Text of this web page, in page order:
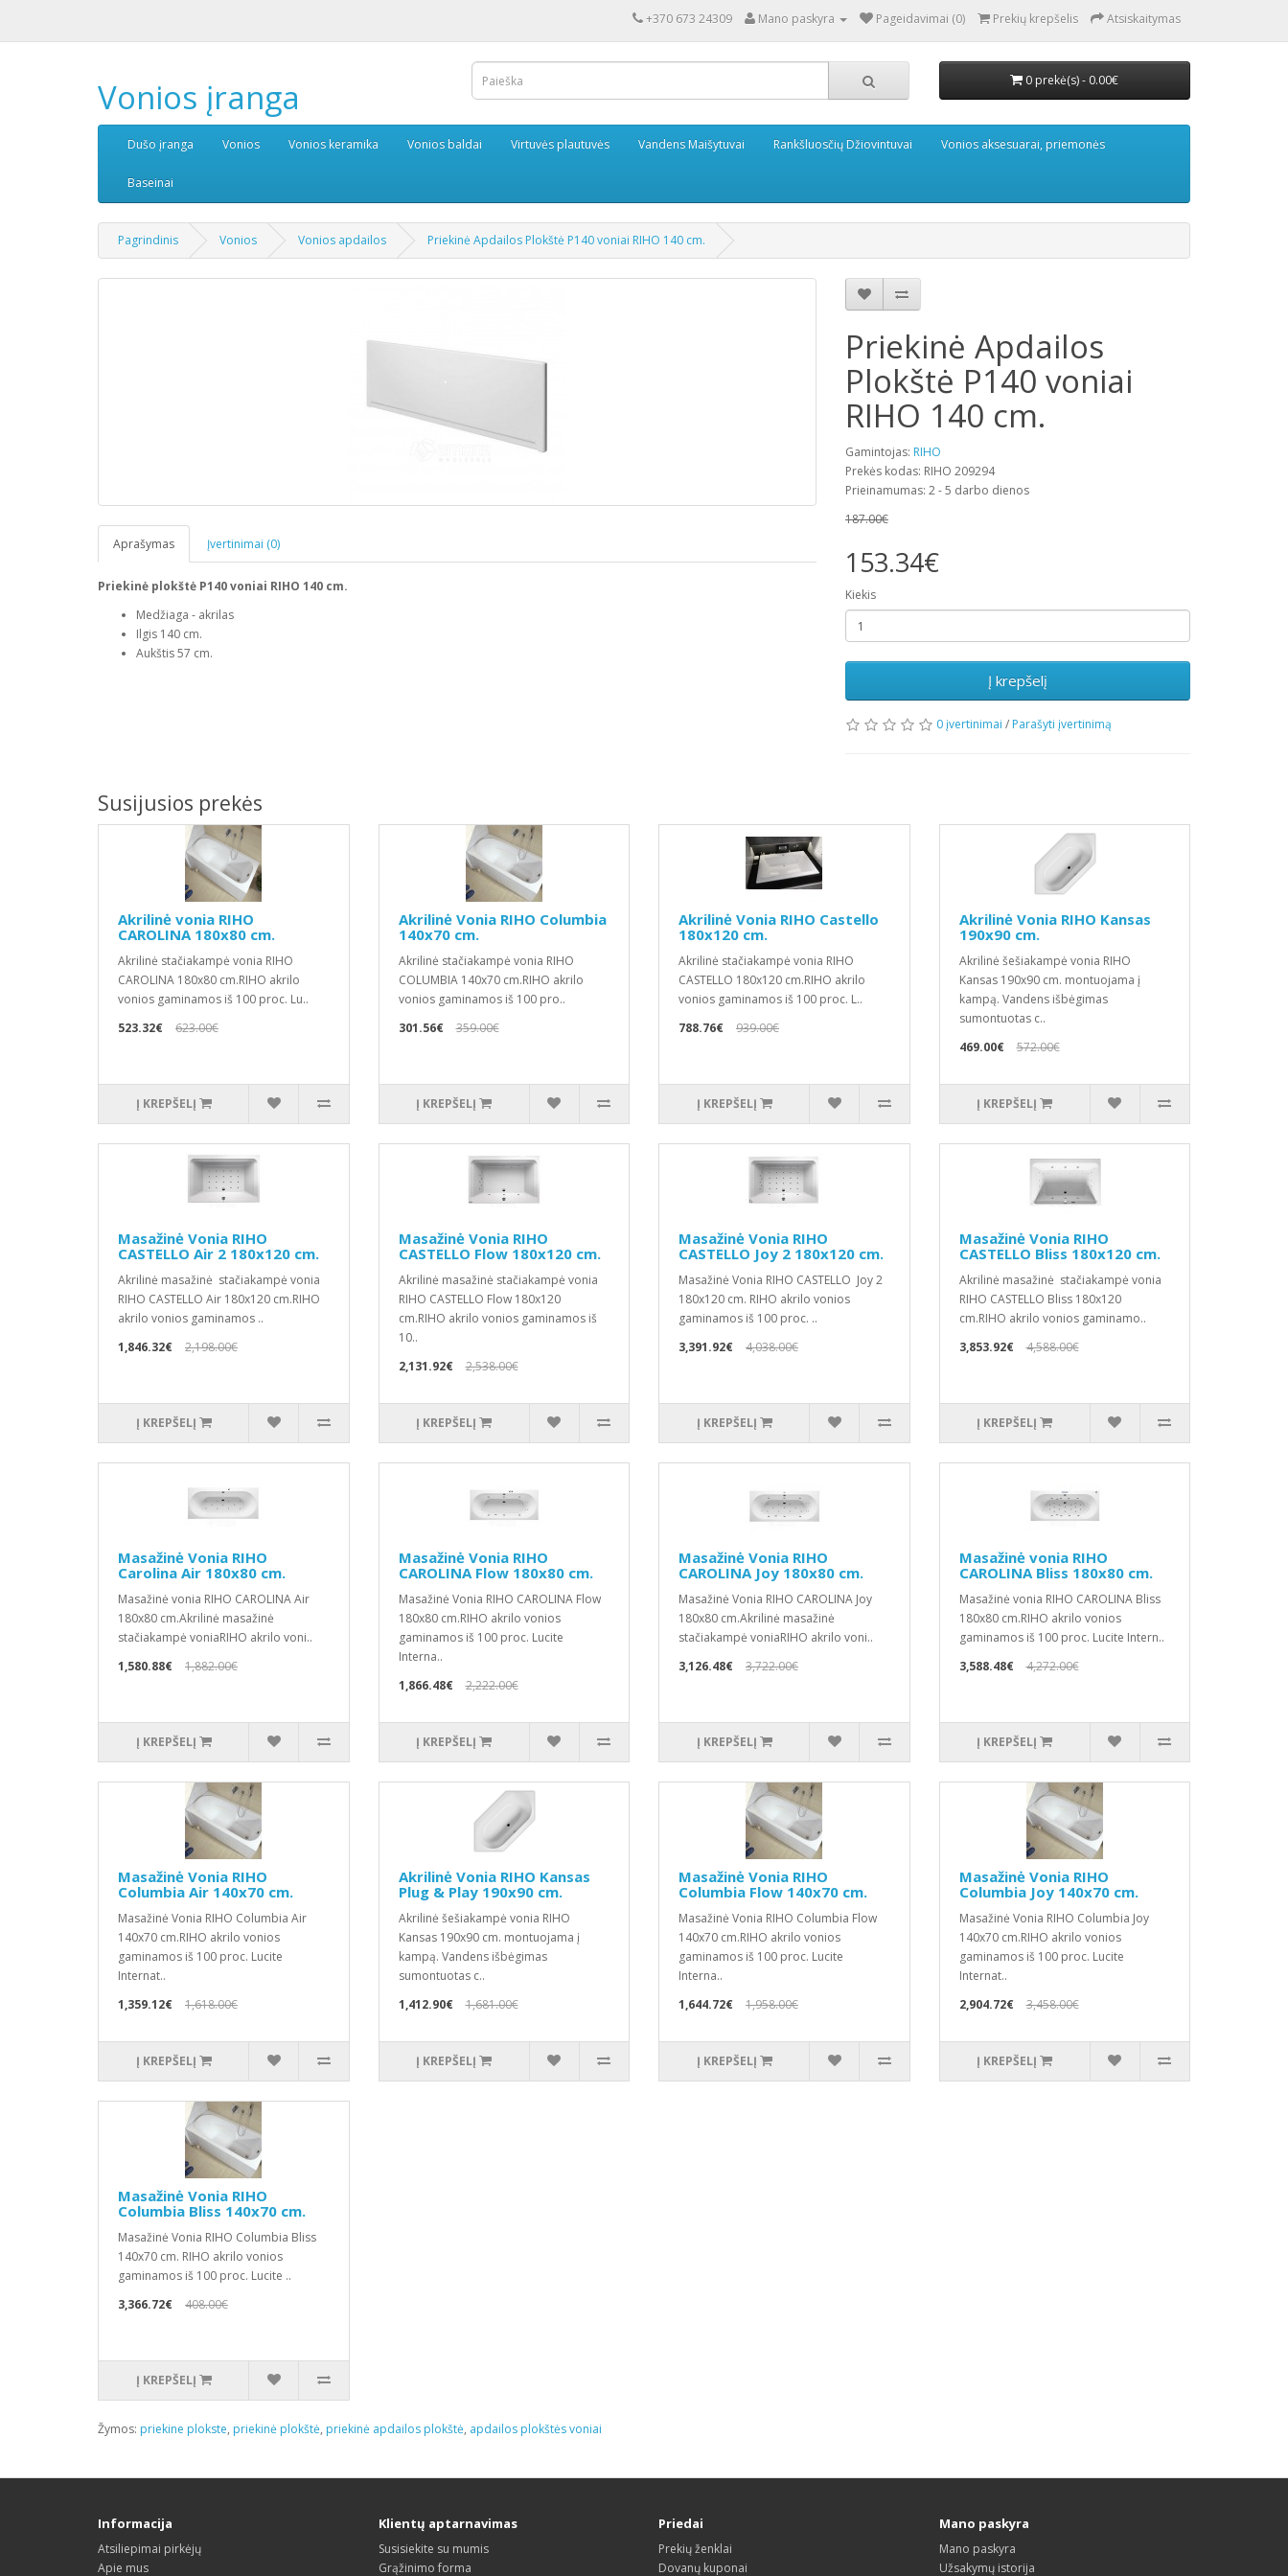
+370 673 24309 Mano paskyra Pageidavimai (0) Prekių krepšelis Atsiskaitymas
Vonios įranga 0 prekė(s) - 0.00€
Dušo įranga Vonios Vonios keramika Vonios baldai Virtuvės plautuvės Vandens Maišytuvai Rankšluosčių Džiovintuvai Vonios aksesuarai, priemonės
Baseinai
Pagrindinis Vonios Vonios apdailos Priekinė Apdailos Plokštė P140 voniai RIHO 140 cm.
Aprašymas Įvertinimai (0)
Priekinė plokštė P140 voniai RIHO 140 cm.
Medžiaga - akrilas
Ilgis 140 cm.
Aukštis 57 cm.
Priekinė Apdailos
Plokštė P140 voniai
RIHO 140 cm.
Gamintojas: RIHO
Prekės kodas: RIHO 209294
Prieinamumas: 2 - 5 darbo dienos
187.00€
153.34€
Kiekis
Į krepšelį
0 įvertinimai / Parašyti įvertinimą
Susijusios prekės
Akrilinė vonia RIHO
CAROLINA 180x80 cm.
Akrilinė stačiakampė vonia RIHO
CAROLINA 180x80 cm.RIHO akrilo
vonios gaminamos iš 100 proc. Lu..
523.32€
623.00€
Į KREPŠELĮ
Akrilinė Vonia RIHO Columbia
140x70 cm.
Akrilinė stačiakampė vonia RIHO
COLUMBIA 140x70 cm.RIHO akrilo
vonios gaminamos iš 100 pro..
301.56€
359.00€
Į KREPŠELĮ
Akrilinė Vonia RIHO Castello
180x120 cm.
Akrilinė stačiakampė vonia RIHO
CASTELLO 180x120 cm.RIHO akrilo
vonios gaminamos iš 100 proc. L..
788.76€
939.00€
Į KREPŠELĮ
Akrilinė Vonia RIHO Kansas
190x90 cm.
Akrilinė šešiakampė vonia RIHO
Kansas 190x90 cm. montuojama į
kampą. Vandens išbėgimas
sumontuotas c..
469.00€
572.00€
Į KREPŠELĮ
Masažinė Vonia RIHO
CASTELLO Air 2 180x120 cm.
Akrilinė masažinė stačiakampė vonia
RIHO CASTELLO Air 180x120 cm.RIHO
akrilo vonios gaminamos ..
1,846.32€
2,198.00€
Į KREPŠELĮ
Masažinė Vonia RIHO
CASTELLO Flow 180x120 cm.
Akrilinė masažinė stačiakampė vonia
RIHO CASTELLO Flow 180x120
cm.RIHO akrilo vonios gaminamos iš
10..
2,131.92€
2,538.00€
Į KREPŠELĮ
Masažinė Vonia RIHO
CASTELLO Joy 2 180x120 cm.
Masažinė Vonia RIHO CASTELLO Joy 2
180x120 cm. RIHO akrilo vonios
gaminamos iš 100 proc. ..
3,391.92€
4,038.00€
Į KREPŠELĮ
Masažinė Vonia RIHO
CASTELLO Bliss 180x120 cm.
Akrilinė masažinė stačiakampė vonia
RIHO CASTELLO Bliss 180x120
cm.RIHO akrilo vonios gaminamo..
3,853.92€
4,588.00€
Į KREPŠELĮ
Masažinė Vonia RIHO
Carolina Air 180x80 cm.
Masažinė vonia RIHO CAROLINA Air
180x80 cm.Akrilinė masažinė
stačiakampė voniaRIHO akrilo voni..
1,580.88€
1,882.00€
Į KREPŠELĮ
Masažinė Vonia RIHO
CAROLINA Flow 180x80 cm.
Masažinė Vonia RIHO CAROLINA Flow
180x80 cm.RIHO akrilo vonios
gaminamos iš 100 proc. Lucite
Interna..
1,866.48€
2,222.00€
Į KREPŠELĮ
Masažinė Vonia RIHO
CAROLINA Joy 180x80 cm.
Masažinė Vonia RIHO CAROLINA Joy
180x80 cm.Akrilinė masažinė
stačiakampė voniaRIHO akrilo voni..
3,126.48€
3,722.00€
Į KREPŠELĮ
Masažinė vonia RIHO
CAROLINA Bliss 180x80 cm.
Masažinė vonia RIHO CAROLINA Bliss
180x80 cm.RIHO akrilo vonios
gaminamos iš 100 proc. Lucite Intern..
3,588.48€
4,272.00€
Į KREPŠELĮ
Masažinė Vonia RIHO
Columbia Air 140x70 cm.
Masažinė Vonia RIHO Columbia Air
140x70 cm.RIHO akrilo vonios
gaminamos iš 100 proc. Lucite
Internat..
1,359.12€
1,618.00€
Į KREPŠELĮ
Akrilinė Vonia RIHO Kansas
Plug & Play 190x90 cm.
Akrilinė šešiakampė vonia RIHO
Kansas 190x90 cm. montuojama į
kampą. Vandens išbėgimas
sumontuotas c..
1,412.90€
1,681.00€
Į KREPŠELĮ
Masažinė Vonia RIHO
Columbia Flow 140x70 cm.
Masažinė Vonia RIHO Columbia Flow
140x70 cm.RIHO akrilo vonios
gaminamos iš 100 proc. Lucite
Interna..
1,644.72€
1,958.00€
Į KREPŠELĮ
Masažinė Vonia RIHO
Columbia Joy 140x70 cm.
Masažinė Vonia RIHO Columbia Joy
140x70 cm.RIHO akrilo vonios
gaminamos iš 100 proc. Lucite
Internat..
2,904.72€
3,458.00€
Į KREPŠELĮ
Masažinė Vonia RIHO
Columbia Bliss 140x70 cm.
Masažinė Vonia RIHO Columbia Bliss
140x70 cm. RIHO akrilo vonios
gaminamos iš 100 proc. Lucite ..
3,366.72€
408.00€
Į KREPŠELĮ
Žymos: priekine plokste, priekinė plokštė, priekinė apdailos plokštė, apdailos plokštės voniai
Informacija
Atsiliepimai pirkėjų
Apie mus
Klientų aptarnavimas
Susisiekite su mumis
Grąžinimo forma
Priedai
Prekių ženklai
Dovanų kuponai
Mano paskyra
Mano paskyra
Užsakymų istorija